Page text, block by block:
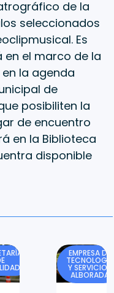
de la
seleccionados
Es
en el marco de la
la agenda
de
posibiliten la
de encuentro
en la Biblioteca
disponible
EMPRESA DE
TECNOLOGÍA
Y SERVICIOS
ALBORADA